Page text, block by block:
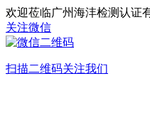
欢迎莅临广州海沣检测认证
关注微信
扫描二维码关注我们